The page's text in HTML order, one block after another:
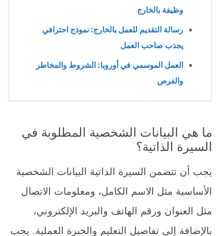
وظيفة بالخارج
رسالة التقديم للعمل بالخارج: نموذج احترافي
يجذب صاحب العمل
العمل الموسمي في أوروبا: الشروط والمخاطر
والفرص
ما هي البيانات الشخصية المطلوبة في
السيرة الذاتية؟
يجب أن تتضمن السيرة الذاتية البيانات الشخصية
الأساسية مثل الاسم الكامل، ومعلومات الاتصال
مثل العنوان ورقم الهاتف والبريد الإلكتروني،
بالإضافة إلى تفاصيل التعليم والخبرة العملية. يجب